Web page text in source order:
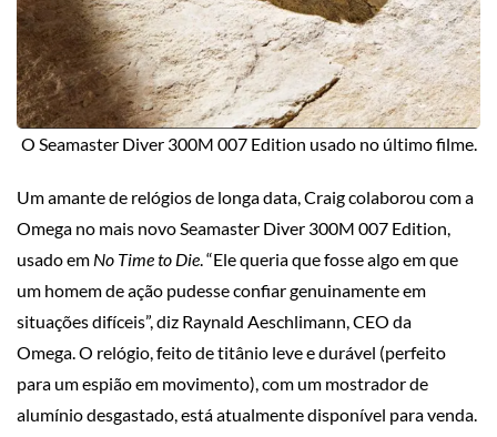
O Seamaster Diver 300M 007 Edition usado no último filme.
Um amante de relógios de longa data, Craig colaborou com a
Omega no mais novo Seamaster Diver 300M 007 Edition,
usado em No Time to Die. “Ele queria que fosse algo em que
um homem de ação pudesse confiar genuinamente em
situações difíceis”, diz Raynald Aeschlimann, CEO da
Omega. O relógio, feito de titânio leve e durável (perfeito
para um espião em movimento), com um mostrador de
alumínio desgastado, está atualmente disponível para venda.